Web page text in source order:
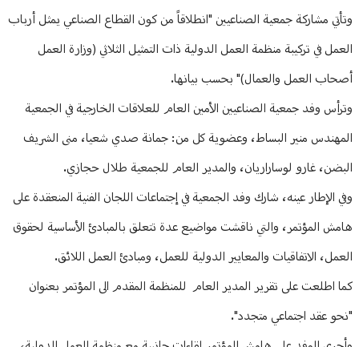
وتأتي مشاركة جمعية الصناعيين "انطلاقاً من كون القطاع الصناعي يمثل أرباب
العمل في تركيبة منظمة العمل الدولية ذات التمثيل الثلاثي (وزارة العمل
أصحاب العمل والعمال)" بحسب بيانها.
وترأس وفد جمعية الصناعيين الأمين العام للعلاقات الخارجية في الجمعية
المهندس منير البساط، وعضوية كل من: جمانة صدي شعيا، منى الشريف
البضن، غارو لوساراريان، والمدير العام للجمعية طلال حجازي.
وفي الإطار عينه، شارك وفد الجمعية في إجتماعات اللجان الفنية المنعقدة على
هامش المؤتمر، والتي ناقشت مواضيع عدة تتعلق بالمبادئ الأساسية لحقوق
العمل، الاتفاقيات والمعايير الدولية للعمل، ومبادئ العمل اللائق.
كما اطلعت على تقرير المدير العام للمنظمة المقدم الى المؤتمر بعنوان
"نحو عقد اجتماعي متجدد".